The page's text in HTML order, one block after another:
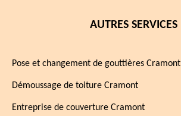
AUTRES SERVICES
Pose et changement de gouttières Cramont
Démoussage de toiture Cramont
Entreprise de couverture Cramont